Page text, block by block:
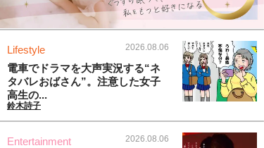
Lifestyle 2026.08.06
電車でドラマを大声実況する“ネ
タバレおばさん”。注意した女子
高生の...
鈴木詩子
Entertainment 2026.08.06